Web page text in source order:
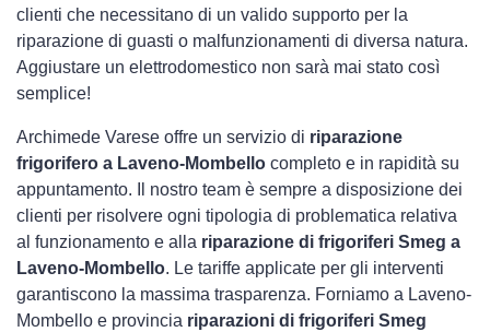
clienti che necessitano di un valido supporto per la
riparazione di guasti o malfunzionamenti di diversa natura.
Aggiustare un elettrodomestico non sarà mai stato così
semplice!
Archimede Varese offre un servizio di riparazione
frigorifero a Laveno-Mombello completo e in rapidità su
appuntamento. Il nostro team è sempre a disposizione dei
clienti per risolvere ogni tipologia di problematica relativa
al funzionamento e alla riparazione di frigoriferi Smeg a
Laveno-Mombello. Le tariffe applicate per gli interventi
garantiscono la massima trasparenza. Forniamo a Laveno-
Mombello e provincia riparazioni di frigoriferi Smeg